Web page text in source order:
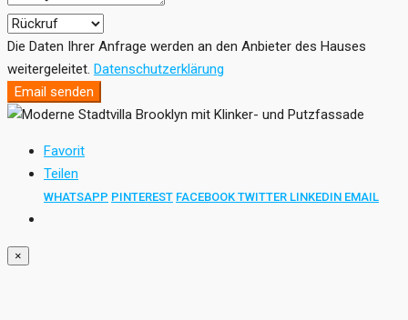
Die Daten Ihrer Anfrage werden an den Anbieter des Hauses
weitergeleitet. Datenschutzerklärung
Email senden
Favorit
Teilen
WHATSAPP PINTEREST FACEBOOK TWITTER LINKEDIN EMAIL
×